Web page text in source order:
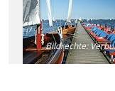
Bildrechte: